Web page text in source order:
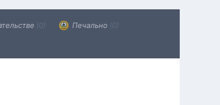
(0) Печально (0)